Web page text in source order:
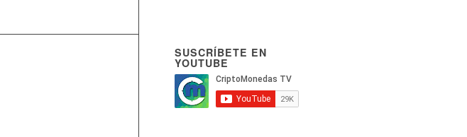
SUSCRÍBETE EN
YOUTUBE